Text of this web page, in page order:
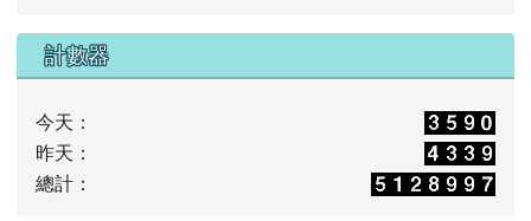
計數器
今天：
昨天：
總計：